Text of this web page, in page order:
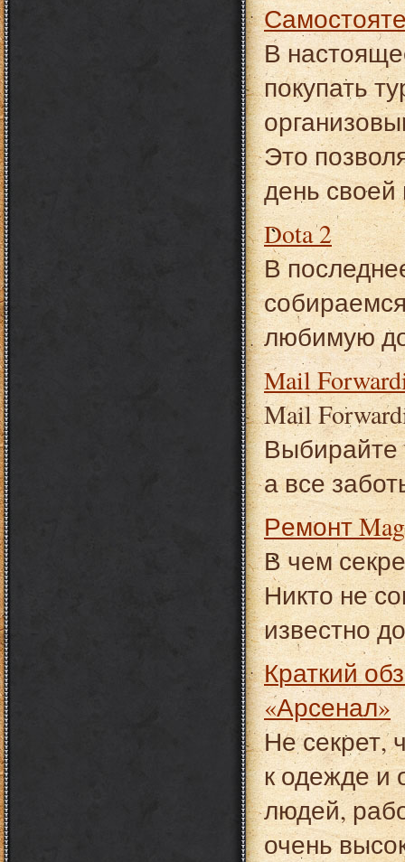
В
покупать
Это
день своей
Dota 2
В
любимую
Mail
Mail
Выбирайте
а все
Ремонт
В чем
Никто не
известно
Краткий обзор ассортимента интернет магазина
«Арсенал»
Не секрет,
к одежде и
людей,
очень